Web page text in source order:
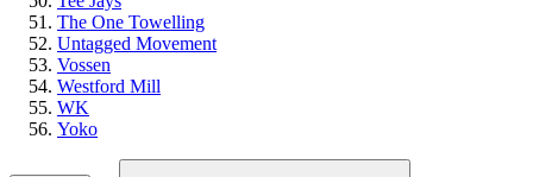
The One Towelling
Untagged Movement
Vossen
Westford Mill
WK
Yoko